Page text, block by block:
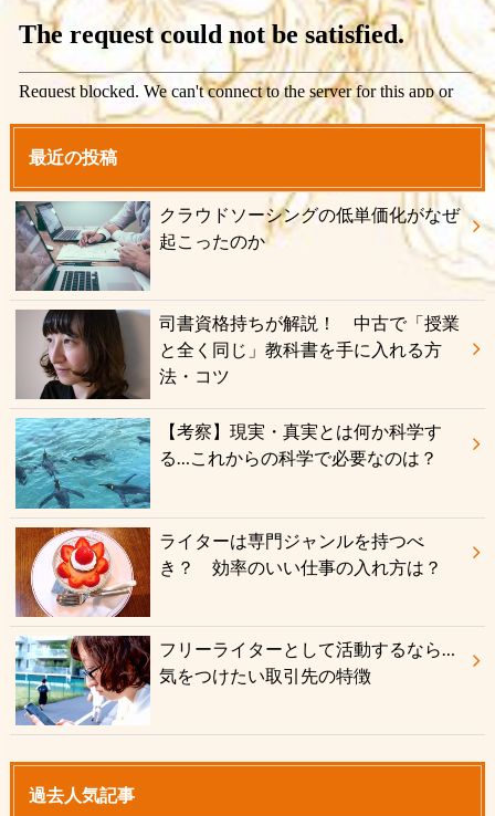
最近の投稿
クラウドソーシングの低単価化がなぜ
起こったのか
司書資格持ちが解説！ 中古で「授業
と全く同じ」教科書を手に入れる方
法・コツ
【考察】現実・真実とは何か科学す
る…これからの科学で必要なのは？
ライターは専門ジャンルを持つべ
き？ 効率のいい仕事の入れ方は？
フリーライターとして活動するなら…
気をつけたい取引先の特徴
過去人気記事